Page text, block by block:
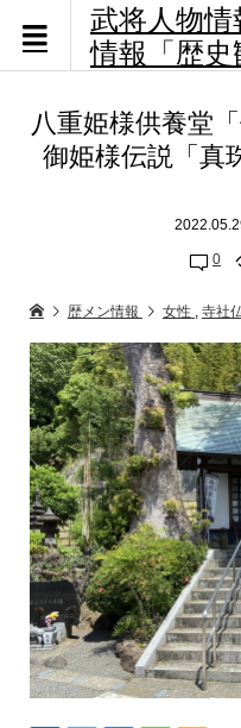
武将人物
情報「歴史
八重姫様供養堂
御姫様伝説「真
0
歴メン情報 女性 , 寺社